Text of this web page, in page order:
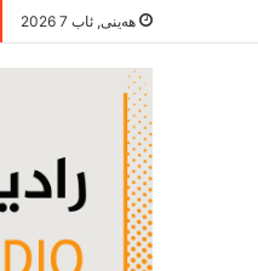
هەینی, ئاب 7 2026